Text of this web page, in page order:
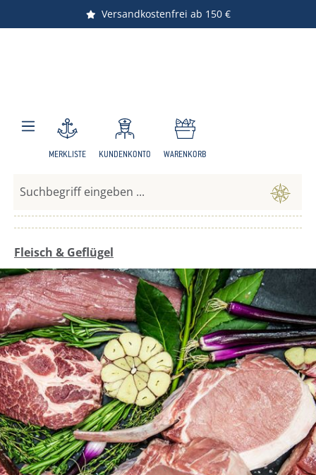
Zum Hauptinhalt springen
Versandkostenfrei ab 150 €
Nachhaltiger Versand
MERKLISTE KUNDENKONTO WARENKORB
Fleisch & Geflügel